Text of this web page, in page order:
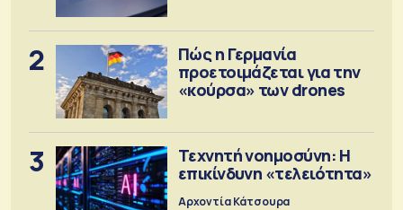
2
Πώς η Γερμανία
προετοιμάζεται για την
«κούρσα» των drones
3
Τεχνητή νοημοσύνη: Η
επικίνδυνη «τελειότητα»
Αρχοντία Κάτσουρα